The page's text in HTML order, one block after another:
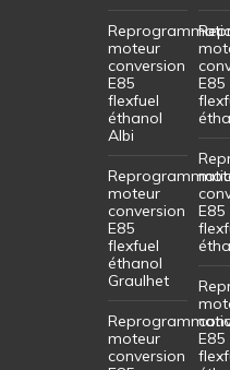
moteur
conversion
E85
flexfuel
éthanol
Albi
moteur
conversion
E85
flexfuel
éthanol
Graulhet
moteur
conversion
E85
E85
E85